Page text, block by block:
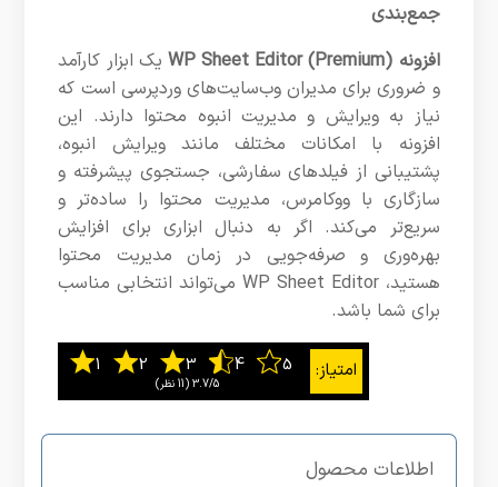
جمع‌بندی
افزونه WP Sheet Editor (Premium) یک ابزار کارآمد
و ضروری برای مدیران وب‌سایت‌های وردپرسی است که
نیاز به ویرایش و مدیریت انبوه محتوا دارند. این
افزونه با امکانات مختلف مانند ویرایش انبوه،
پشتیبانی از فیلدهای سفارشی، جستجوی پیشرفته و
سازگاری با ووکامرس، مدیریت محتوا را ساده‌تر و
سریع‌تر می‌کند. اگر به دنبال ابزاری برای افزایش
بهره‌وری و صرفه‌جویی در زمان مدیریت محتوا
هستید، WP Sheet Editor می‌تواند انتخابی مناسب
برای شما باشد.
3.7/5
اطلاعات محصول